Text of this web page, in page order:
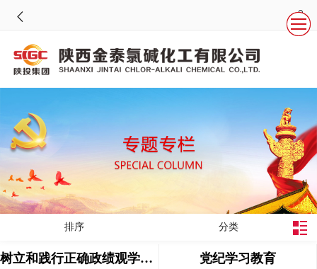
排序 分类
树立和践行正确政绩观学习教育 党纪学习教育